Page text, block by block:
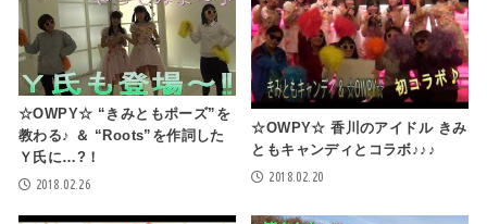
☆OWPY☆ “きみともポーズ”を
教わる♪ ＆ “Roots”を作詞した
Ｙ氏に…?！
2018.02.26
☆OWPY☆ 香川のアイドル きみ
ともキャンディとコラボ♪♪♪
2018.02.20